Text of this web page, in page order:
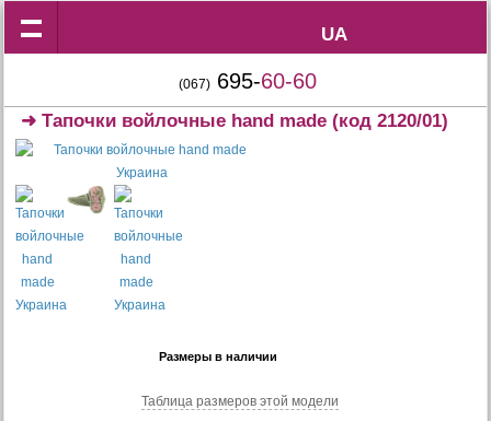
UA
UA
(067) 695-60-60
➜Тапочки войлочные hand made (код 2120/01)
Размеры в наличии
Таблица размеров этой модели